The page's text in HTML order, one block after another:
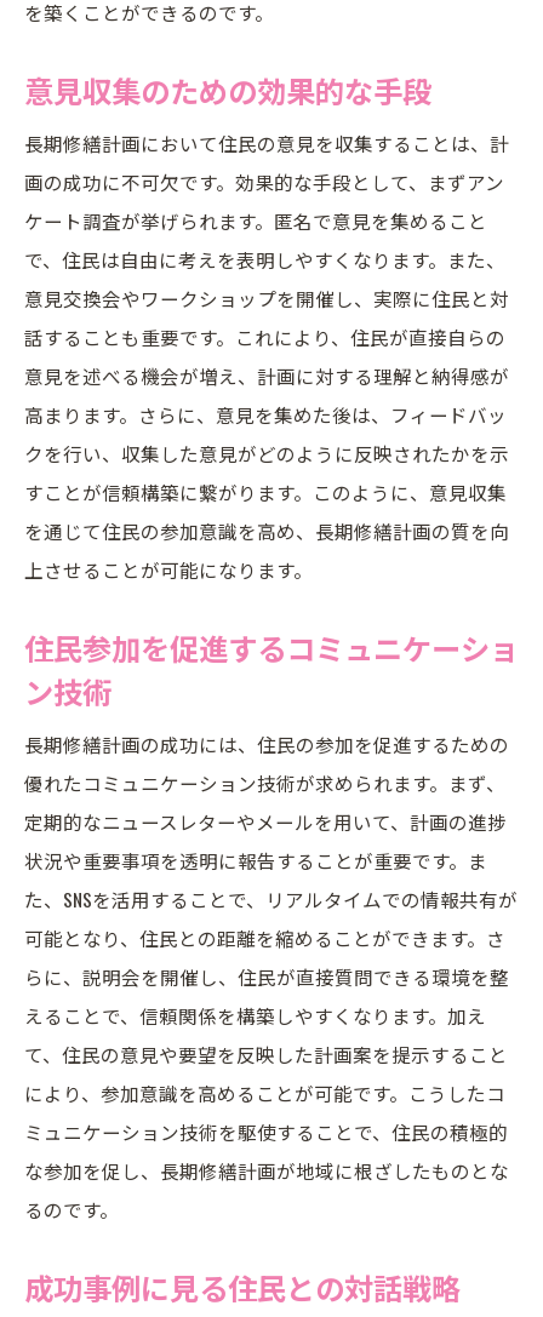
を築くことができるのです。
意見収集のための効果的な手段
長期修繕計画において住民の意見を収集することは、計
画の成功に不可欠です。効果的な手段として、まずアン
ケート調査が挙げられます。匿名で意見を集めること
で、住民は自由に考えを表明しやすくなります。また、
意見交換会やワークショップを開催し、実際に住民と対
話することも重要です。これにより、住民が直接自らの
意見を述べる機会が増え、計画に対する理解と納得感が
高まります。さらに、意見を集めた後は、フィードバッ
クを行い、収集した意見がどのように反映されたかを示
すことが信頼構築に繋がります。このように、意見収集
を通じて住民の参加意識を高め、長期修繕計画の質を向
上させることが可能になります。
住民参加を促進するコミュニケーショ
ン技術
長期修繕計画の成功には、住民の参加を促進するための
優れたコミュニケーション技術が求められます。まず、
定期的なニュースレターやメールを用いて、計画の進捗
状況や重要事項を透明に報告することが重要です。ま
た、SNSを活用することで、リアルタイムでの情報共有が
可能となり、住民との距離を縮めることができます。さ
らに、説明会を開催し、住民が直接質問できる環境を整
えることで、信頼関係を構築しやすくなります。加え
て、住民の意見や要望を反映した計画案を提示すること
により、参加意識を高めることが可能です。こうしたコ
ミュニケーション技術を駆使することで、住民の積極的
な参加を促し、長期修繕計画が地域に根ざしたものとな
るのです。
成功事例に見る住民との対話戦略